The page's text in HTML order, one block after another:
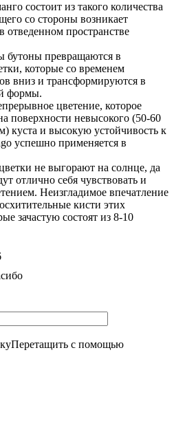
состоит из такого количества
со стороны возникает
отведенном пространстве
превращаются в
которые со временем
вниз и трансформируются в
формы.
цветение, которое
поверхности невысокого (50-60
куста и высокую устойчивость к
успешно применяется в
не выгорают на солнце, да
отлично себя чувствовать и
Неизгладимое впечатление
кисти этих
зачастую состоят из 8-10
Перетащить с помощью